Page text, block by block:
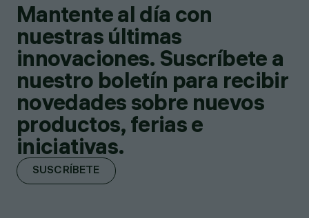
Mantente al día con
nuestras últimas
innovaciones. Suscríbete a
nuestro boletín para recibir
novedades sobre nuevos
productos, ferias e
iniciativas.
SUSCRÍBETE